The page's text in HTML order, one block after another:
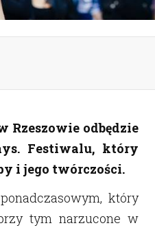
Rzeszowie odbędzie
Festiwalu, który
i jego twórczości.
który
tym narzucone w